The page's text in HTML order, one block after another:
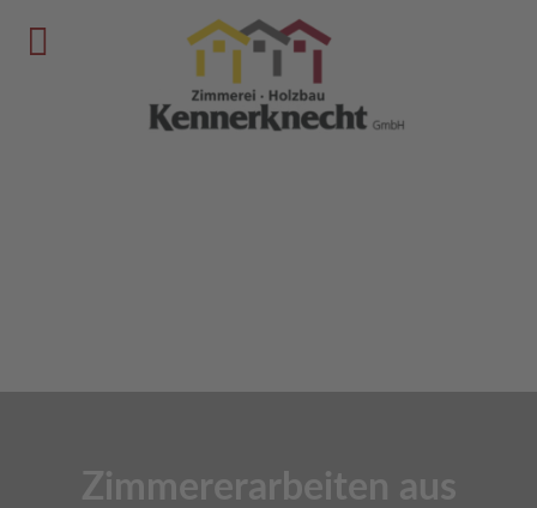
Zimmererarbeiten aus